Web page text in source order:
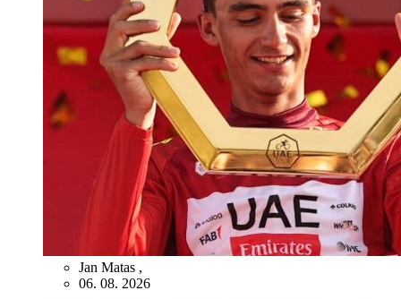
Jan Matas ,
06. 08. 2026